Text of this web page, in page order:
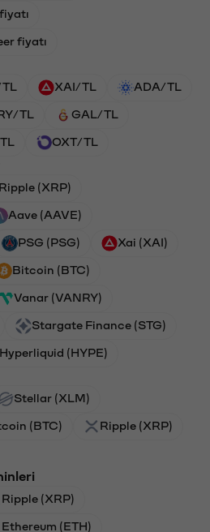
fiyatı
XAI/TL ADA/TL
TL GAL/TL
OXT/TL
Ripple (XRP)
Aave (AAVE)
PSG (PSG) Xai (XAI)
Bitcoin (BTC)
Vanar (VANRY)
Stargate Finance (STG)
Hyperliquid (HYPE)
Stellar (XLM)
(BTC) Ripple (XRP)
Ripple (XRP)
Ethereum (ETH)